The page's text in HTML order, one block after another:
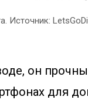
Источник:
он
для